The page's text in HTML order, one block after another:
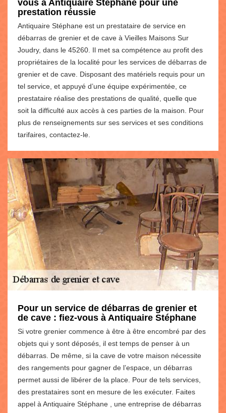
vous à Antiquaire Stéphane pour une
prestation réussie
Antiquaire Stéphane est un prestataire de service en
débarras de grenier et de cave à Vieilles Maisons Sur
Joudry, dans le 45260. Il met sa compétence au profit des
propriétaires de la localité pour les services de débarras de
grenier et de cave. Disposant des matériels requis pour un
tel service, et appuyé d’une équipe expérimentée, ce
prestataire réalise des prestations de qualité, quelle que
soit la difficulté aux accès à ces parties de la maison. Pour
plus de renseignements sur ses services et ses conditions
tarifaires, contactez-le.
Pour un service de débarras de grenier et
de cave : fiez-vous à Antiquaire Stéphane
Si votre grenier commence à être à être encombré par des
objets qui y sont déposés, il est temps de penser à un
débarras. De même, si la cave de votre maison nécessite
des rangements pour gagner de l’espace, un débarras
permet aussi de libérer de la place. Pour de tels services,
des prestataires sont en mesure de les exécuter. Faites
appel à Antiquaire Stéphane , une entreprise de débarras